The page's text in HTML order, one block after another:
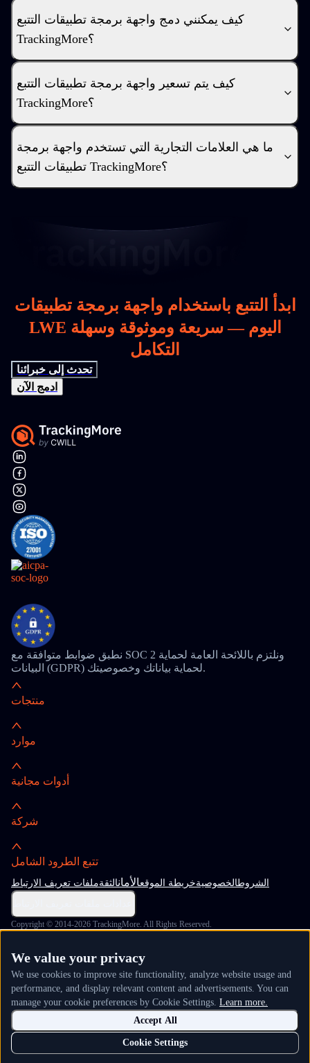
كيف يمكنني دمج واجهة برمجة تطبيقات التتبع
TrackingMore؟
كيف يتم تسعير واجهة برمجة تطبيقات التتبع
TrackingMore؟
ما هي العلامات التجارية التي تستخدم واجهة برمجة
تطبيقات التتبع TrackingMore؟
ابدأ التتبع باستخدام واجهة برمجة تطبيقات
LWE اليوم — سريعة وموثوقة وسهلة
التكامل
تحدث إلى خبرائنا
ادمج الآن
نطبق ضوابط متوافقة مع SOC 2 ونلتزم باللائحة العامة لحماية
البيانات (GDPR) لحماية بياناتك وخصوصيتك.
منتجات
موارد
أدوات مجانية
شركة
تتبع الطرود الشامل
الشروطالخصوصيةخريطة الموقعالأمانالثقةملفات تعريف الارتباط
Copyright © 2014-2026 TrackingMore. All Rights Reserved.
We value your privacy
We use cookies to improve site functionality, analyze website usage and
performance, and display relevant content and advertisements. You can
manage your cookie preferences by Cookie Settings. Learn more.
Cookie Settings
Accept All